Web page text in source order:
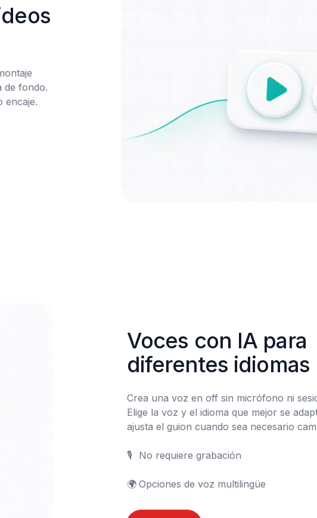
de fondo.
encaje.
Voces con IA para
diferentes idiomas
Crea una voz en off sin micrófono ni
Elige la voz y el idioma que mejor se
ajusta el guion cuando sea necesario
🎙️	No requiere grabación
🌍	Opciones de voz multilingüe